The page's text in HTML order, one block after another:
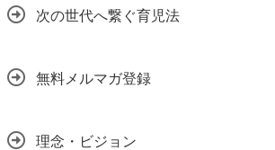
次の世代へ繋ぐ育児法
無料メルマガ登録
理念・ビジョン